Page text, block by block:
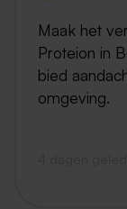
Maak het
Proteion in
bied
omgeving.